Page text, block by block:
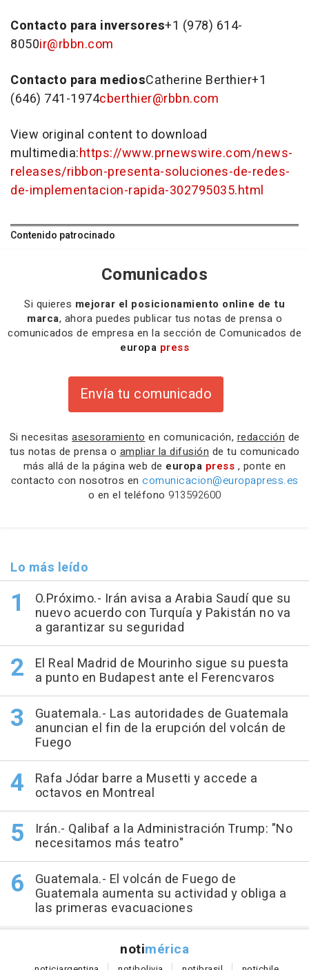
Contacto para inversores+1 (978) 614-
8050ir@rbbn.com
Contacto para mediosCatherine Berthier+1
(646) 741-1974cberthier@rbbn.com
View original content to download
multimedia:https://www.prnewswire.com/news-
releases/ribbon-presenta-soluciones-de-redes-
de-implementacion-rapida-302795035.html
Contenido patrocinado
Comunicados
Si quieres mejorar el posicionamiento online de tu
marca, ahora puedes publicar tus notas de prensa o
comunicados de empresa en la sección de Comunicados de
europa press
Envía tu comunicado
Si necesitas asesoramiento en comunicación, redacción de
tus notas de prensa o ampliar la difusión de tu comunicado
más allá de la página web de europa press , ponte en
contacto con nosotros en comunicacion@europapress.es
o en el teléfono 913592600
Lo más leído
O.Próximo.- Irán avisa a Arabia Saudí que su
nuevo acuerdo con Turquía y Pakistán no va
a garantizar su seguridad
El Real Madrid de Mourinho sigue su puesta
a punto en Budapest ante el Ferencvaros
Guatemala.- Las autoridades de Guatemala
anuncian el fin de la erupción del volcán de
Fuego
Rafa Jódar barre a Musetti y accede a
octavos en Montreal
Irán.- Qalibaf a la Administración Trump: "No
necesitamos más teatro"
Guatemala.- El volcán de Fuego de
Guatemala aumenta su actividad y obliga a
las primeras evacuaciones
notimérica